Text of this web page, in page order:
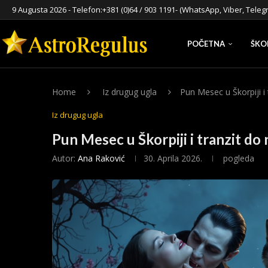
9 Augusta 2026 - Telefon:+381 (0)64 / 903 1191- (WhatsApp, Viber,
POČETNA
Home Iz drugug ugla Pun Mesec u Škorpiji
Iz drugug ugla
Pun Mesec u Škorpiji i tranzit do
Autor: Ana Raković 30. Aprila 2026. pogleda